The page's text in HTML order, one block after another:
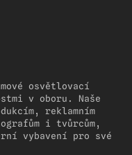
osvětlovací
v oboru. Naše
reklamním
i tvůrcům,
vybavení pro své